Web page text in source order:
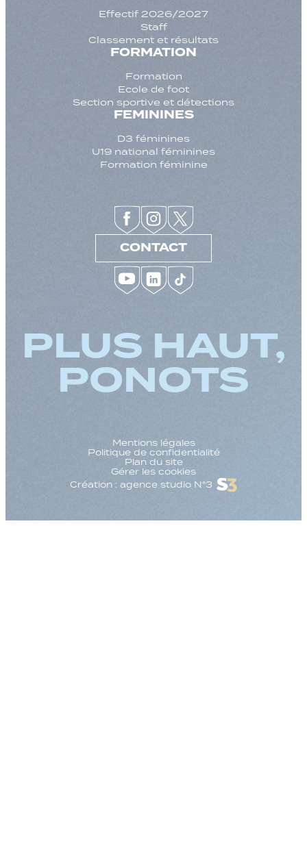
Effectif 2026/2027
Staff
Classement et résultats
FORMATION
Formation
Ecole de foot
Section sportive et détections
FEMININES
D3 féminines
U19 national féminines
Formation féminine
CONTACT
PLUS HAUT,
PONOTS
Mentions légales
Politique de confidentialité
Plan du site
Gérer les cookies
Création : agence studio N°3